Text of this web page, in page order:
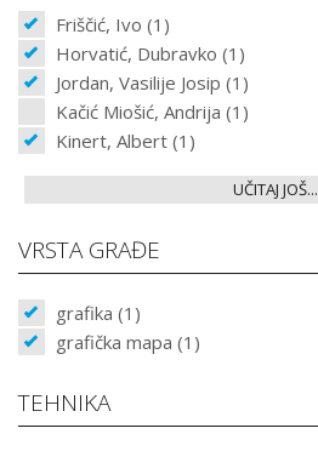
Friščić, Ivo (1)
Horvatić, Dubravko (1)
Jordan, Vasilije Josip (1)
Kačić Miošić, Andrija (1)
Kinert, Albert (1)
UČITAJ JOŠ...
VRSTA GRAĐE
grafika (1)
grafička mapa (1)
TEHNIKA